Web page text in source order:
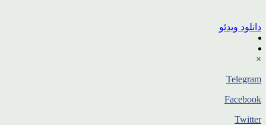
دانلود ویدئو
×
Telegram
Facebook
Twitter